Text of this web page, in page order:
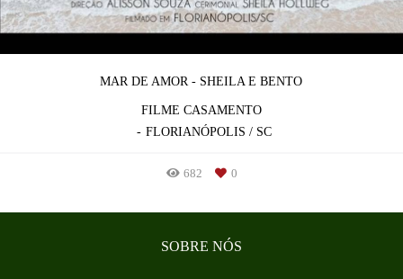
MAR DE AMOR - SHEILA E BENTO
FILME CASAMENTO
FLORIANÓPOLIS / SC
682 0
SOBRE NÓS